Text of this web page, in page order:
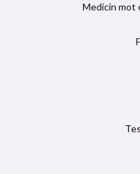
Medicin mot